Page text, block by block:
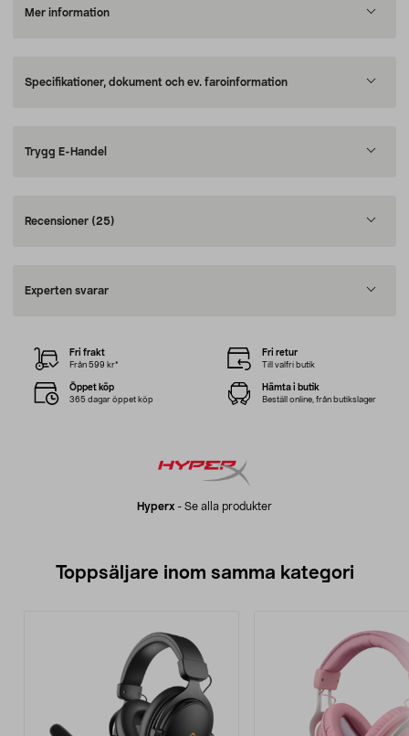
Mer information
Specifikationer, dokument och ev. faroinformation
Trygg E-Handel
Recensioner (25)
Experten svarar
Hyperx - Se alla produkter
Fri frakt
Från 599 kr*
Fri retur
Till valfri butik
Öppet köp
365 dagar öppet köp
Hämta i butik
Beställ online, från butikslager
Toppsäljare inom samma kategori